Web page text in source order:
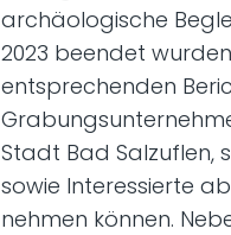
archäologische
2023 beendet
entsprechenden
Stadt Bad Salzuflen,
sowie Interessierte
nehmen können.